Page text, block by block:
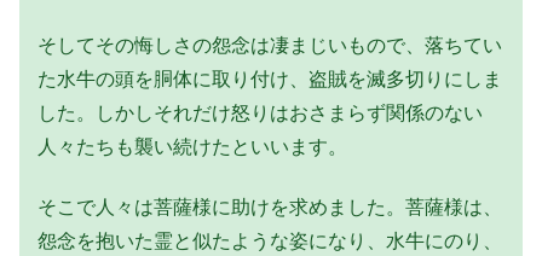
そしてその悔しさの怨念は凄まじいもので、落ちてい
た水牛の頭を胴体に取り付け、盗賊を滅多切りにしま
した。しかしそれだけ怒りはおさまらず関係のない
人々たちも襲い続けたといいます。
そこで人々は菩薩様に助けを求めました。菩薩様は、
怨念を抱いた霊と似たような姿になり、水牛にのり、